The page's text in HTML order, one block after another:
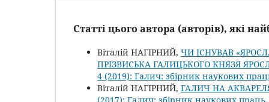
Статті цього автора (авторів), які
Віталій НАГІРНИЙ, ЧИ ІСНУВАВ
ПРІЗВИСЬКА ГАЛИЦЬКОГО КНЯЗЯ
4 (2019): Галич: збірник наукових
Віталій НАГІРНИЙ, ГАЛИЧ НА